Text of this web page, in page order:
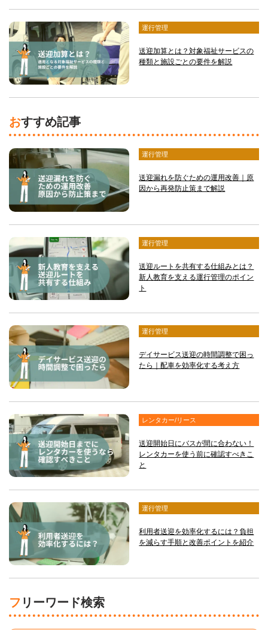
運行管理
送迎加算とは？対象福祉サービスの
種類と施設ごとの要件を解説
おすすめ記事
運行管理
送迎漏れを防ぐための運用改善｜原
因から再発防止策まで解説
運行管理
送迎ルートを共有する仕組みとは？
新人教育を支える運行管理のポイン
ト
運行管理
デイサービス送迎の時間調整で困っ
たら｜配車を効率化する考え方
レンタカー/リース
送迎開始日にバスが間に合わない！
レンタカーを使う前に確認すべきこ
と
運行管理
利用者送迎を効率化するには？負担
を減らす手順と改善ポイントを紹介
フリーワード検索